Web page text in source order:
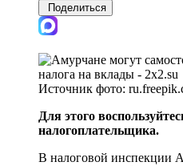
Поделиться
Источник фото:
Для этого
налогоплательщика.
В налоговой инспекции